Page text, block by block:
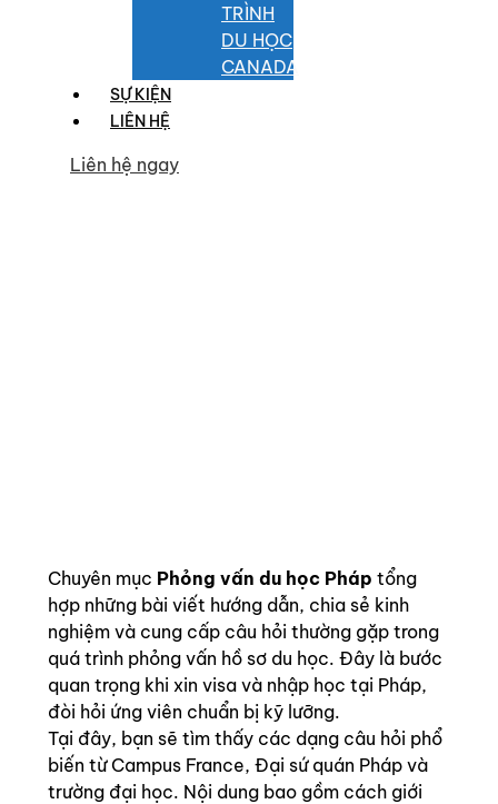
TRÌNH
DU HỌC
CANADA
SỰ KIỆN
LIÊN HỆ
Liên hệ ngay
Chuyên mục Phỏng vấn du học Pháp tổng
hợp những bài viết hướng dẫn, chia sẻ kinh
nghiệm và cung cấp câu hỏi thường gặp trong
quá trình phỏng vấn hồ sơ du học. Đây là bước
quan trọng khi xin visa và nhập học tại Pháp,
đòi hỏi ứng viên chuẩn bị kỹ lưỡng.
Tại đây, bạn sẽ tìm thấy các dạng câu hỏi phổ
biến từ Campus France, Đại sứ quán Pháp và
trường đại học. Nội dung bao gồm cách giới